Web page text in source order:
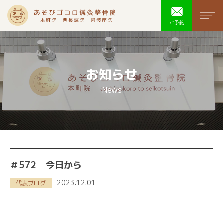
ご予約
あそびゴコ
お知らせ
News
＃572 今日から
代表ブログ 2023.12.01